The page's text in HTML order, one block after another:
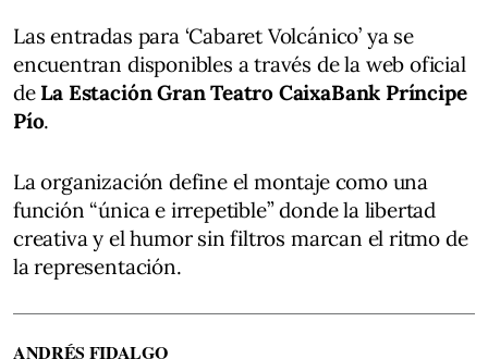
Las entradas para ‘Cabaret Volcánico’ ya se
encuentran disponibles a través de la web oficial
deLa Estación Gran Teatro CaixaBank Príncipe
Pío.
La organización define el montaje como una
función “única e irrepetible” donde la libertad
creativa y el humor sin filtros marcan el ritmo de
la representación.
ANDRÉS FIDALGO